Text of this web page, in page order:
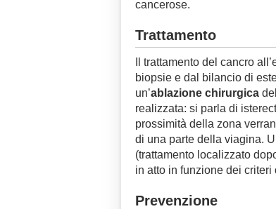
cancerose.
Trattamento
Il trattamento del cancro
biopsie e dal bilancio di
un’ablazione chirurgica
realizzata: si parla di
prossimità della zona
di una parte della viagina.
(trattamento localizzato
in atto in funzione dei
Prevenzione